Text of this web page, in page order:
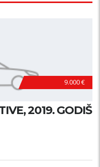
9.000 €
2019. GODIŠ